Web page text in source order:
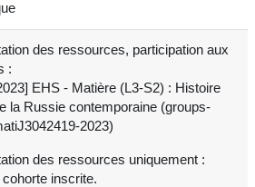
des ressources, participation aux
:
EHS - Matière (L3-S2) : Histoire
la Russie contemporaine (groups-
2023)
des ressources uniquement :
inscrite.